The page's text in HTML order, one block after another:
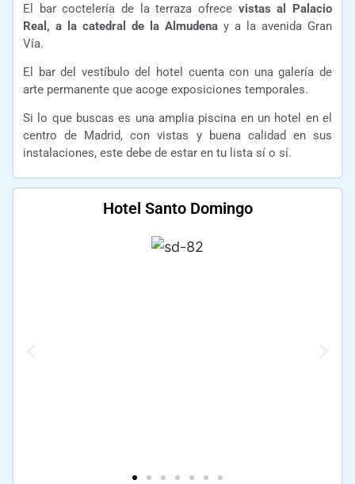
El bar coctelería de la terraza ofrece vistas al Palacio
Real, a la catedral de la Almudena y a la avenida Gran
Vía.
El bar del vestíbulo del hotel cuenta con una galería de
arte permanente que acoge exposiciones temporales.
Si lo que buscas es una amplia piscina en un hotel en el
centro de Madrid, con vistas y buena calidad en sus
instalaciones, este debe de estar en tu lista sí o sí.
Hotel Santo Domingo